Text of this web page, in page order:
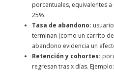
porcentuales, equivalentes
25%.
Tasa de abandono:
terminan (como un carrito
abandono evidencia un
Retención y cohortes:
regresan tras x días.